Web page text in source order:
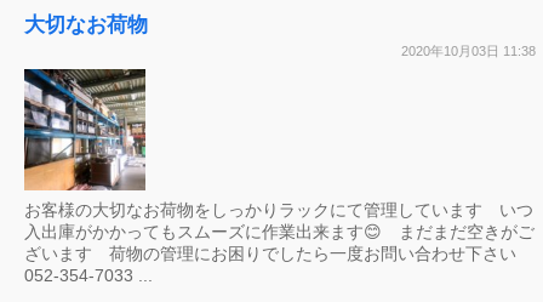
大切なお荷物
2020年10月03日 11:38
お客様の大切なお荷物をしっかりラックにて管理しています いつ
入出庫がかかってもスムーズに作業出来ます😊 まだまだ空きがご
ざいます 荷物の管理にお困りでしたら一度お問い合わせ下さい
052-354-7033 ...